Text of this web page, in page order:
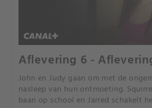
Aflevering 6 -
John en Judy gaan om met de
nasleep van hun ontmoeting.
baan op school en Jarred schakelt